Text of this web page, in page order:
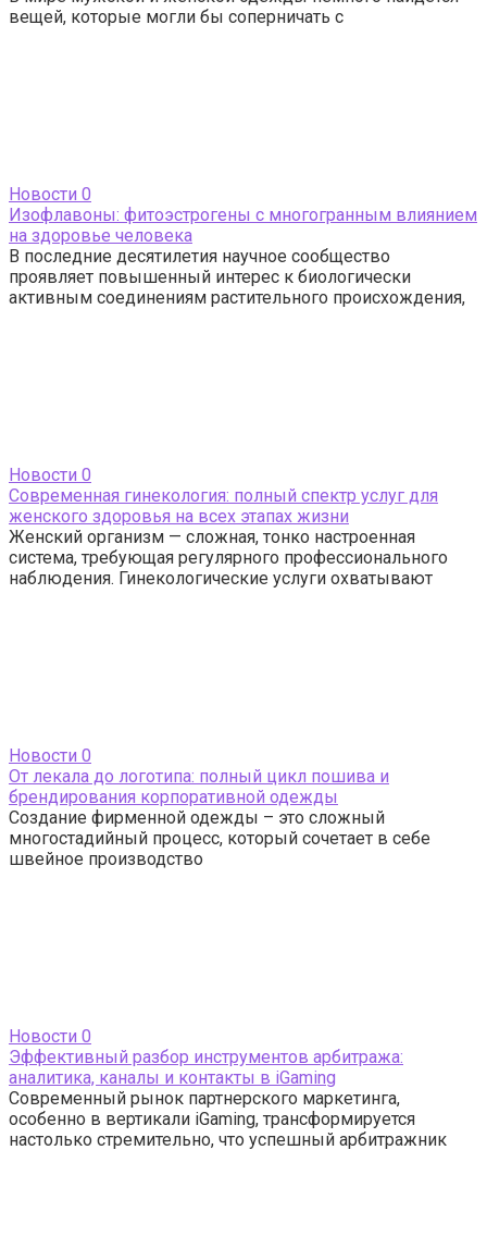
вещей, которые могли бы соперничать с
Новости 0
Изофлавоны: фитоэстрогены с многогранным влиянием
на здоровье человека
В последние десятилетия научное сообщество
проявляет повышенный интерес к биологически
активным соединениям растительного происхождения,
Новости 0
Современная гинекология: полный спектр услуг для
женского здоровья на всех этапах жизни
Женский организм — сложная, тонко настроенная
система, требующая регулярного профессионального
наблюдения. Гинекологические услуги охватывают
Новости 0
От лекала до логотипа: полный цикл пошива и
брендирования корпоративной одежды
Создание фирменной одежды – это сложный
многостадийный процесс, который сочетает в себе
швейное производство
Новости 0
Эффективный разбор инструментов арбитража:
аналитика, каналы и контакты в iGaming
Современный рынок партнерского маркетинга,
особенно в вертикали iGaming, трансформируется
настолько стремительно, что успешный арбитражник